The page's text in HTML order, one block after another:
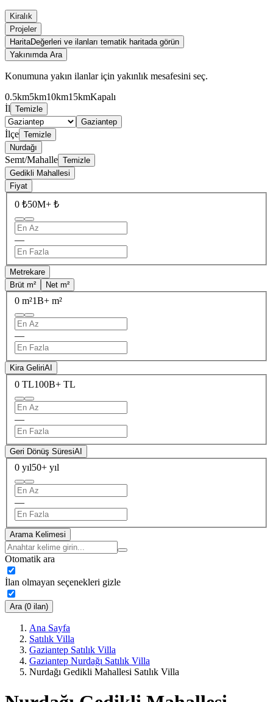
Kiralık
Projeler
HaritaDeğerleri ve ilanları tematik haritada görün
Yakınımda Ara
Konumuna yakın ilanlar için yakınlık mesafesini seç.
0.5km5km10km15kmKapalı
İl Temizle
Gaziantep
İlçe Temizle
Nurdağı
Semt/Mahalle Temizle
Gedikli Mahallesi
Fiyat
0 ₺50M+ ₺
—
Metrekare
Brüt m²
Net m²
0 m²1B+ m²
—
Kira GeliriAI
0 TL100B+ TL
—
Geri Dönüş SüresiAI
0 yıl50+ yıl
—
Arama Kelimesi
Otomatik ara
İlan olmayan seçenekleri gizle
Ara (0 ilan)
Ana Sayfa
Satılık Villa
Gaziantep Satılık Villa
Gaziantep Nurdağı Satılık Villa
Nurdağı Gedikli Mahallesi Satılık Villa